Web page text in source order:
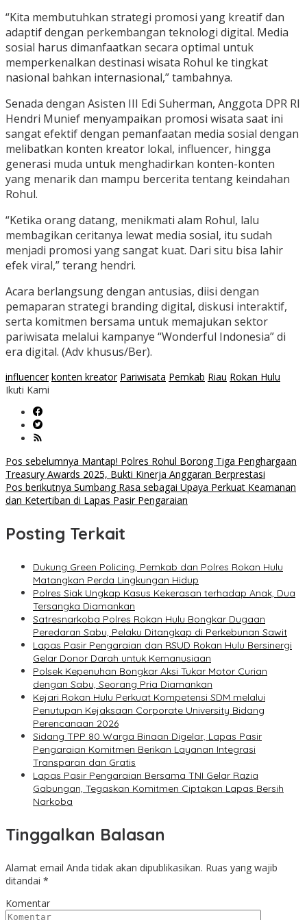
“Kita membutuhkan strategi promosi yang kreatif dan
adaptif dengan perkembangan teknologi digital. Media
sosial harus dimanfaatkan secara optimal untuk
memperkenalkan destinasi wisata Rohul ke tingkat
nasional bahkan internasional,” tambahnya.
Senada dengan Asisten III Edi Suherman, Anggota DPR RI
Hendri Munief menyampaikan promosi wisata saat ini
sangat efektif dengan pemanfaatan media sosial dengan
melibatkan konten kreator lokal, influencer, hingga
generasi muda untuk menghadirkan konten-konten
yang menarik dan mampu bercerita tentang keindahan
Rohul.
“Ketika orang datang, menikmati alam Rohul, lalu
membagikan ceritanya lewat media sosial, itu sudah
menjadi promosi yang sangat kuat. Dari situ bisa lahir
efek viral,” terang hendri.
Acara berlangsung dengan antusias, diisi dengan
pemaparan strategi branding digital, diskusi interaktif,
serta komitmen bersama untuk memajukan sektor
pariwisata melalui kampanye “Wonderful Indonesia” di
era digital. (Adv khusus/Ber).
influencer konten kreator Pariwisata Pemkab Riau Rokan Hulu
Ikuti Kami
Navigasi
pos
Pos sebelumnya Mantap! Polres Rohul Borong Tiga Penghargaan
Treasury Awards 2025, Bukti Kinerja Anggaran Berprestasi
Pos berikutnya Sumbang Rasa sebagai Upaya Perkuat Keamanan
dan Ketertiban di Lapas Pasir Pengaraian
Posting Terkait
Dukung Green Policing, Pemkab dan Polres Rokan Hulu
Matangkan Perda Lingkungan Hidup
Polres Siak Ungkap Kasus Kekerasan terhadap Anak, Dua
Tersangka Diamankan
Satresnarkoba Polres Rokan Hulu Bongkar Dugaan
Peredaran Sabu, Pelaku Ditangkap di Perkebunan Sawit
Lapas Pasir Pengaraian dan RSUD Rokan Hulu Bersinergi
Gelar Donor Darah untuk Kemanusiaan
Polsek Kepenuhan Bongkar Aksi Tukar Motor Curian
dengan Sabu, Seorang Pria Diamankan
Kejari Rokan Hulu Perkuat Kompetensi SDM melalui
Penutupan Kejaksaan Corporate University Bidang
Perencanaan 2026
Sidang TPP 80 Warga Binaan Digelar, Lapas Pasir
Pengaraian Komitmen Berikan Layanan Integrasi
Transparan dan Gratis
Lapas Pasir Pengaraian Bersama TNI Gelar Razia
Gabungan, Tegaskan Komitmen Ciptakan Lapas Bersih
Narkoba
Tinggalkan Balasan
Alamat email Anda tidak akan dipublikasikan. Ruas yang wajib
ditandai *
Komentar